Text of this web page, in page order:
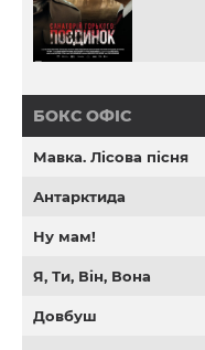
БОКС ОФІС
Мавка. Лісова пісня
Антарктида
Ну мам!
Я, Ти, Він, Вона
Довбуш